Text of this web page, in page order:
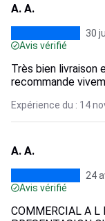
A. A.
30
Avis vérifié
Très bien
recommande
Expérience du : 14
A. A.
24
Avis vérifié
COMMERCIAL A L